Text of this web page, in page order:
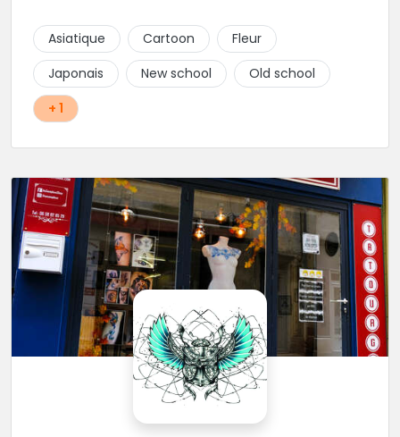
Asiatique
Cartoon
Fleur
Japonais
New school
Old school
+ 1